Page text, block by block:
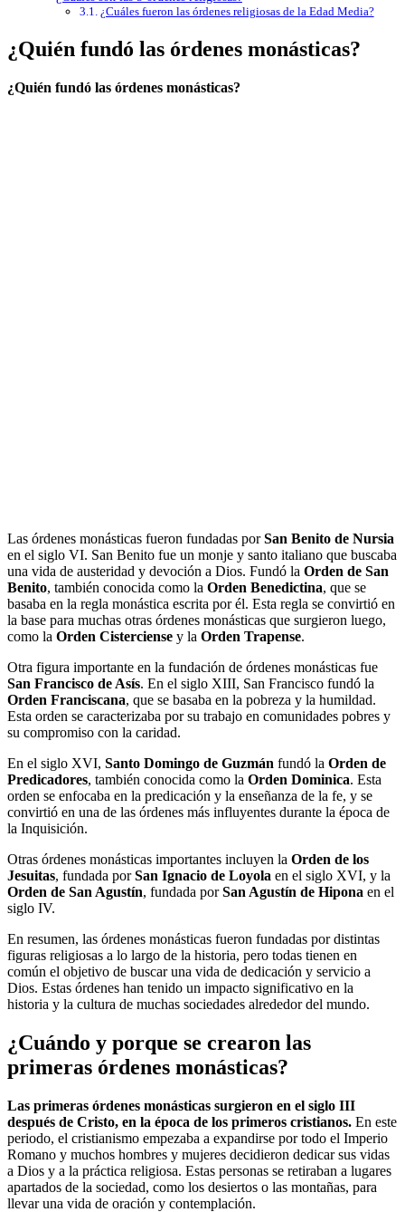
¿Cuáles fueron las órdenes religiosas de la Edad Media?
¿Quién fundó las órdenes monásticas?
¿Quién fundó las órdenes monásticas?
Las órdenes monásticas fueron fundadas porSan Benito de Nursia
en el siglo VI. San Benito fue un monje y santo italiano que buscaba
una vida de austeridad y devoción a Dios. Fundó la Orden de San
Benito, también conocida como la Orden Benedictina, que se
basaba en la regla monástica escrita por él. Esta regla se convirtió en
la base para muchas otras órdenes monásticas que surgieron luego,
como la Orden Cisterciense y la Orden Trapense.
Otra figura importante en la fundación de órdenes monásticas fue
San Francisco de Asís. En el siglo XIII, San Francisco fundó la
Orden Franciscana, que se basaba en la pobreza y la humildad.
Esta orden se caracterizaba por su trabajo en comunidades pobres y
su compromiso con la caridad.
En el siglo XVI, Santo Domingo de Guzmán fundó la Orden de
Predicadores, también conocida como la Orden Dominica. Esta
orden se enfocaba en la predicación y la enseñanza de la fe, y se
convirtió en una de las órdenes más influyentes durante la época de
la Inquisición.
Otras órdenes monásticas importantes incluyen la Orden de los
Jesuitas, fundada porSan Ignacio de Loyola en el siglo XVI, y la
Orden de San Agustín, fundada porSan Agustín de Hipona en el
siglo IV.
En resumen, las órdenes monásticas fueron fundadas por distintas
figuras religiosas a lo largo de la historia, pero todas tienen en
común el objetivo de buscar una vida de dedicación y servicio a
Dios. Estas órdenes han tenido un impacto significativo en la
historia y la cultura de muchas sociedades alrededor del mundo.
¿Cuándo y porque se crearon las
primeras órdenes monásticas?
Las primeras órdenes monásticas surgieron en el siglo III
después de Cristo, en la época de los primeros cristianos. En este
periodo, el cristianismo empezaba a expandirse por todo el Imperio
Romano y muchos hombres y mujeres decidieron dedicar sus vidas
a Dios y a la práctica religiosa. Estas personas se retiraban a lugares
apartados de la sociedad, como los desiertos o las montañas, para
llevar una vida de oración y contemplación.